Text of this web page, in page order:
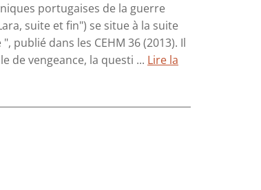
portugaises de la guerre
suite et fin") se situe à la suite
publié dans les CEHM 36 (2013). Il
de vengeance, la questi ... Lire la